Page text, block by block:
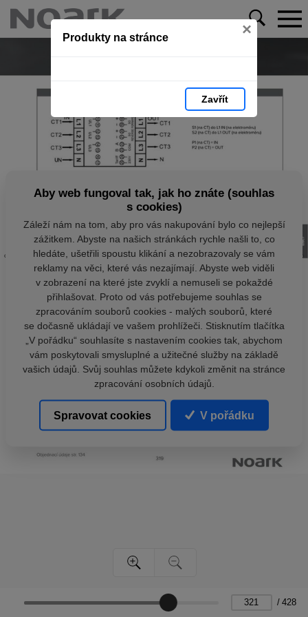
Produkty na stránce ×
Zavřít
/ 428
Aby web fungoval tak, jak ho znáte (souhlas
s cookies)
Záleží nám na tom, aby pro vás nakupování bylo co nejlepší
zážitkem. Abyste na našich stránkách rychle našli to, co
hledáte, ušetřili spoustu klikání a nezobrazovaly se vám
reklamy na věci, které vás nezajímají. Abyste web viděli
v zobrazení na které jste zvyklí a nemuseli se pokaždé
přihlašovat. Proto od vás potřebujeme souhlas se
zpracováním souborů cookies - malých souborů, které
se dočasně ukládají ve vašem prohlížeči. Stisknutím tlačítka
„V pořádku“ souhlasíte s nastavením cookies tak, abychom
vám poskytovali smysluplné a užitečné služby na základě
vašich údajů. Svůj souhlas můžete kdykoli změnit na stránce
zpracování osobních údajů.
Spravovat cookies V pořádku